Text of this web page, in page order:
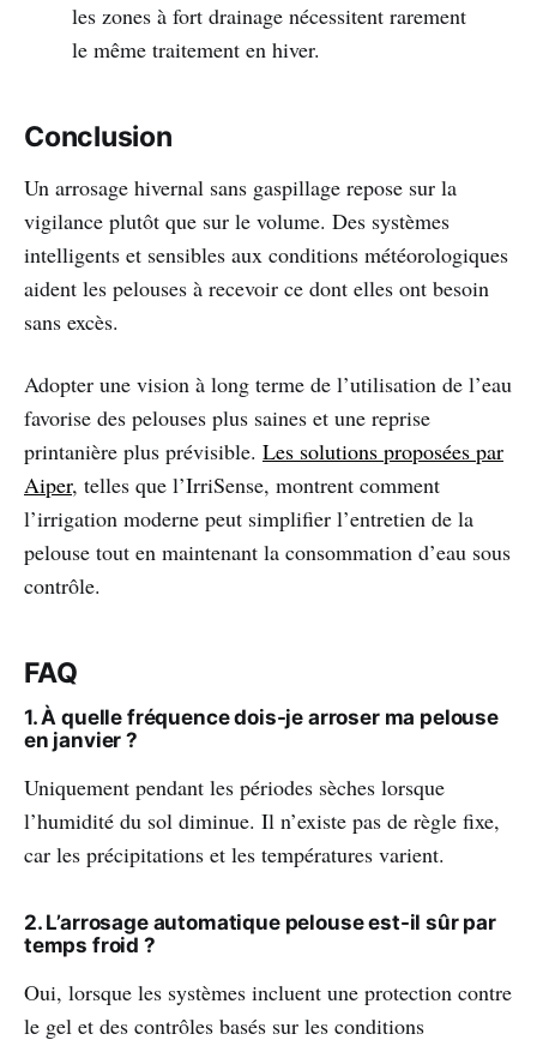
les zones à fort drainage nécessitent rarement
le même traitement en hiver.
Conclusion
Un arrosage hivernal sans gaspillage repose sur la
vigilance plutôt que sur le volume. Des systèmes
intelligents et sensibles aux conditions météorologiques
aident les pelouses à recevoir ce dont elles ont besoin
sans excès.
Adopter une vision à long terme de l’utilisation de l’eau
favorise des pelouses plus saines et une reprise
printanière plus prévisible. Les solutions proposées par
Aiper, telles que l’IrriSense, montrent comment
l’irrigation moderne peut simplifier l’entretien de la
pelouse tout en maintenant la consommation d’eau sous
contrôle.
FAQ
1. À quelle fréquence dois-je arroser ma pelouse
en janvier ?
Uniquement pendant les périodes sèches lorsque
l’humidité du sol diminue. Il n’existe pas de règle fixe,
car les précipitations et les températures varient.
2. L’arrosage automatique pelouse est-il sûr par
temps froid ?
Oui, lorsque les systèmes incluent une protection contre
le gel et des contrôles basés sur les conditions